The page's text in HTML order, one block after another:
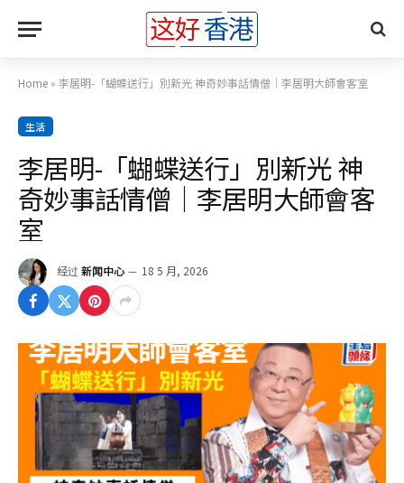
Home » 李居明-「蝴蝶送行」別新光 神奇妙事話情僧｜李居明大師會客室
生活
李居明-「蝴蝶送行」別新光 神
奇妙事話情僧｜李居明大師會客
室
经过 新闻中心 18 5 月, 2026